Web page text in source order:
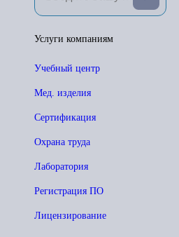
Услуги компаниям
Учебный центр
Мед. изделия
Сертификация
Охрана труда
Лаборатория
Регистрация ПО
Лицензирование